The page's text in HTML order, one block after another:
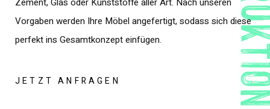
Vorgaben werden Ihre Möbel angefertigt, sodass sich diese
perfekt ins Gesamtkonzept einfügen.
JETZT ANFRAGEN